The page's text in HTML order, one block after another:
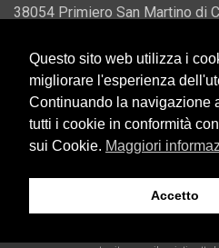
38054 Primiero San Martino di
Vantaggi da Pubblica
Eccetto
Questo sito web utilizza i
migliorare l'esperienza
Continuando la navigazione
tutti i cookie in conformità
sui Cookie. Maggiori
Accetto